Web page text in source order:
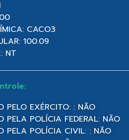
CACO3
100.09
NT
PELO EXÉRCITO: : NÃO
PELA POLÍCIA FEDERAL: NÃO
PELA POLÍCIA CIVIL: : NÃO